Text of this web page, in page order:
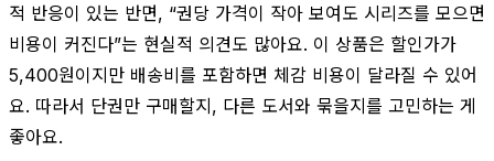
적 반응이 있는 반면, “권당 가격이 작아 보여도 시리즈를 모으면
비용이 커진다”는 현실적 의견도 많아요. 이 상품은 할인가가
5,400원이지만 배송비를 포함하면 체감 비용이 달라질 수 있어
요. 따라서 단권만 구매할지, 다른 도서와 묶을지를 고민하는 게
좋아요.